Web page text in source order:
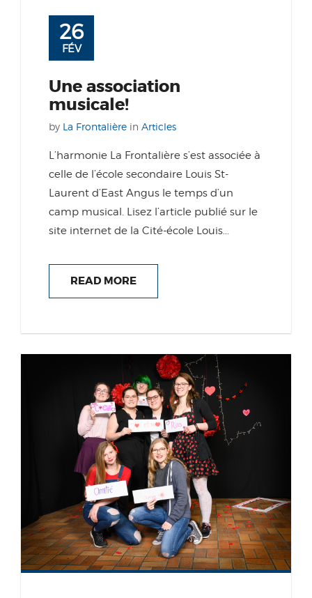
26
FÉV
Une association
musicale!
by La Frontalière in Articles
L’harmonie La Frontalière s’est associée à
celle de l’école secondaire Louis St-
Laurent d’East Angus le temps d’un
camp musical. Lisez l’article publié sur le
site internet de la Cité-école Louis...
READ MORE